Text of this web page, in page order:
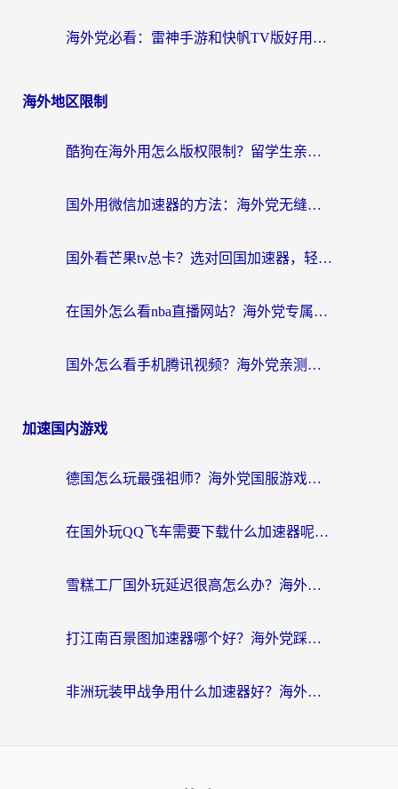
海外党必看：雷神手游和快帆TV版好用吗？3步选对回国加速器不踩坑
海外地区限制
酷狗在海外用怎么版权限制？留学生亲测：3步解决听国内音乐难题
国外用微信加速器的方法：海外党无缝连接国内生活的实用指南
国外看芒果tv总卡？选对回国加速器，轻松追《浪姐》不费劲
在国外怎么看nba直播网站？海外党专属体育观赛指南，告别地区限制！
国外怎么看手机腾讯视频？海外党亲测有效的追剧加速器选择指南
加速国内游戏
德国怎么玩最强祖师？海外党国服游戏加速器选择全攻略（附宝可梦Online实测）
在国外玩QQ飞车需要下载什么加速器呢？海外党亲测有效的国服游戏加速指南
雪糕工厂国外玩延迟很高怎么办？海外玩家国服游戏加速终极攻略（附实测推荐）
打江南百景图加速器哪个好？海外党踩坑N次后，终于找到不卡的秘诀
非洲玩装甲战争用什么加速器好？海外党亲测有效的国服游戏加速方案